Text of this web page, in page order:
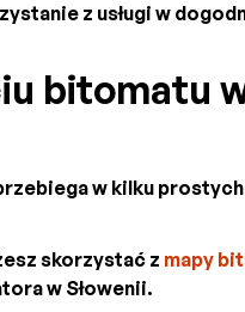
z usługi w
bitomatu
w kilku
skorzystać z mapy
w Słowenii.